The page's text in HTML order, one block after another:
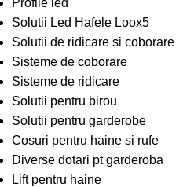
Profile led
Solutii Led Hafele Loox5
Solutii de ridicare si coborare
Sisteme de coborare
Sisteme de ridicare
Solutii pentru birou
Solutii pentru garderobe
Cosuri pentru haine si rufe
Diverse dotari pt garderoba
Lift pentru haine